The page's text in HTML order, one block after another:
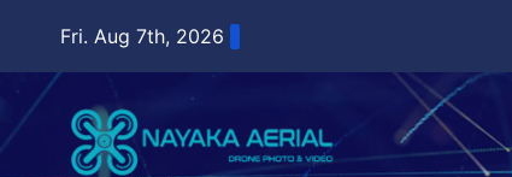
content
Fri. Aug 7th, 2026